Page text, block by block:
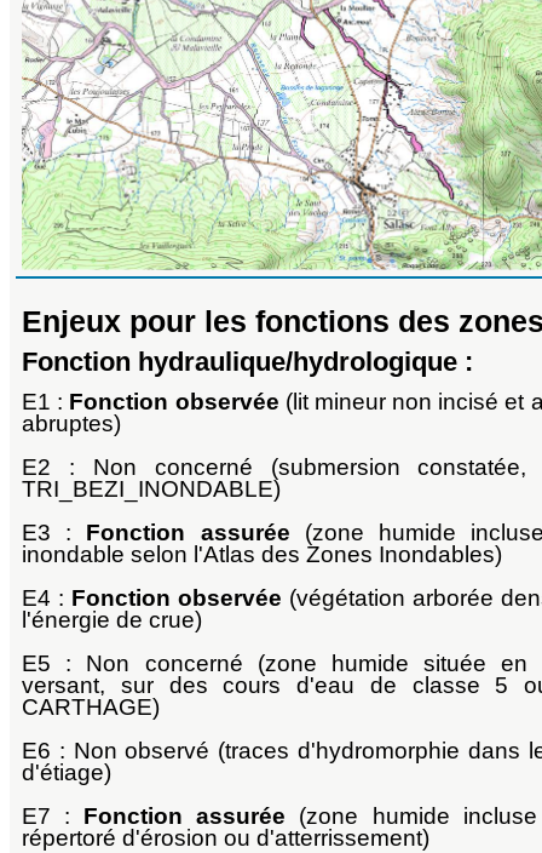
Enjeux pour les fonctions des
Fonction hydraulique/hydrologique :
E1 : Fonction observée (lit mineur non incisé et
abruptes)
E2 : Non concerné (submersion
TRI_BEZI_INONDABLE)
E3 : Fonction assurée (zone humide
inondable selon l'Atlas des Zones Inondables)
E4 : Fonction observée (végétation arborée
l'énergie de crue)
E5 : Non concerné (zone humide située en
versant, sur des cours d'eau de classe 5
CARTHAGE)
E6 : Non observé (traces d'hydromorphie dans
d'étiage)
E7 : Fonction assurée (zone humide
répertoré d'érosion ou d'atterrissement)